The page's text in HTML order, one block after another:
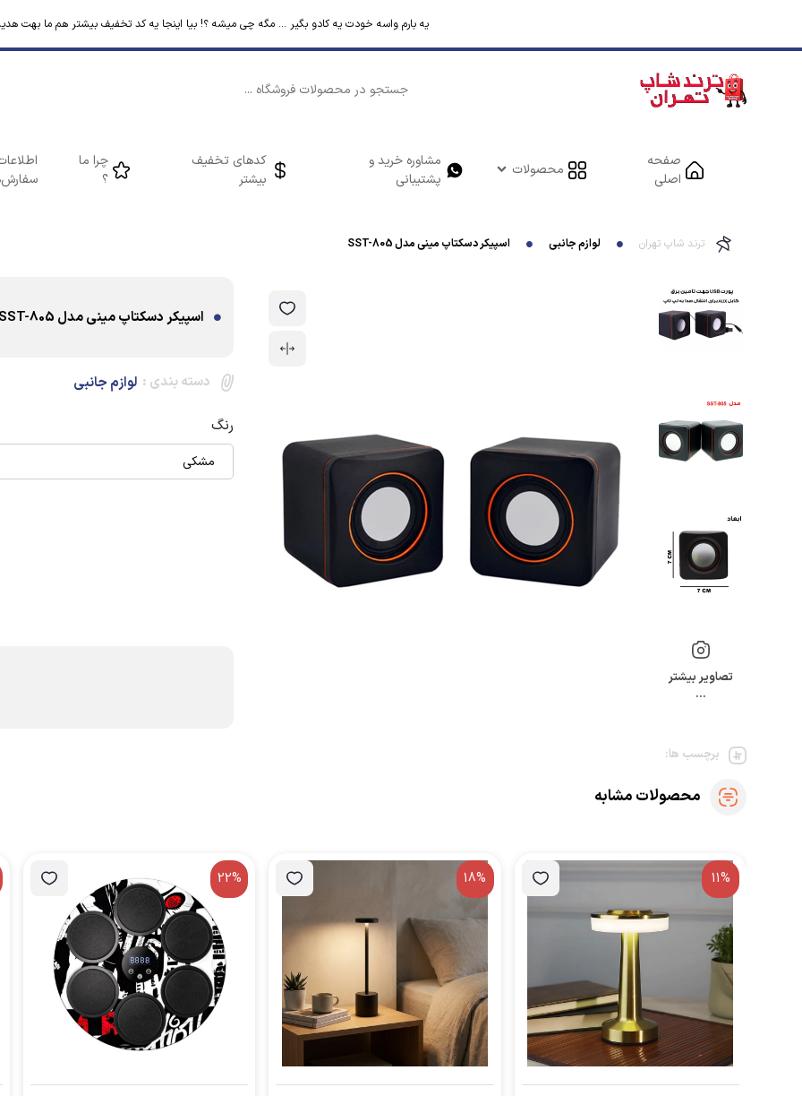
یه بارم واسه خودت یه کادو بگیر ... مگه چی میشه ؟! بیا اینجا یه کد تخفیف بیشتر هم ما بهت
صفحه
اصلی
محصولات
مشاوره خرید و
پشتیبانی
کدهای تخفیف
بیشتر
چرا ما
؟
ترند شاپ تهران لوازم جانبی اسپیکر دسکتاپ مینی مدل SST-805
تصاویر بیشتر
…
اسپیکر دسکتاپ مینی مدل SST-805
دسته بندی : لوازم جانبی
رنگ
مشکی
برچسب ها:
محصولات مشابه
11%
18%
22%